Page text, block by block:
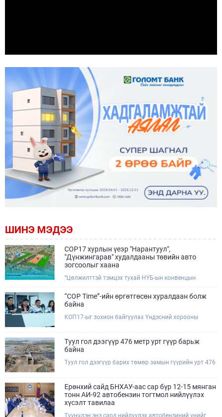
ШИНЭ МЭДЭЭ
COP17 хурлын үеэр "Нарантуул",
"Дүнжингарав" худалдааны төвийн авто
зогсоолыг хаана
“Цөлжилттэй тэмцэх тухай НҮБ-ын конвенцын
сарын 17-28-ны өдрүүдэд Улаанбаатар хотод зохион
байгуулагдана.Хурлын үеэр Нарантуул, Дүнжингарав
тухайн чиглэлд нийтийн тээврийн хүртээмжийг
“COP Time”-ийн өргөтгөсөн хуралдаан болж
байна
КОП17-ыг зохион байгуулах Үндэсний хорооны
дотоод хуралдааныг тогтмол зохион байгуулж ирсэн
билээ.Өнөөдөр “COP Time”-ийн сүүлийн хуралдааныг
бөгөөд үүнд Үндэсний хорооны дэргэдэх дэд
Туул гол дээгүүр 476 метр урт гүүр барьж
байна
Туул гол дээгүүр барих төмөр замын гүүрийн урт 476
хөдөлгөөнийг найдвартай, тасралтгүй нэвтрүүлэх
чухал байгууламж бөгөөд уг ажлыг "Очирням" ХХК,
"Тэргүүн саруул зам" ХХК, "Хотгорзам" ХХК зэрэг
Ерөнхий сайд БНХАУ-аас сар бүр 12-15 мянган
тонн АИ-92 автобензин тогтмол нийлүүлэх
хүсэлт тавилаа